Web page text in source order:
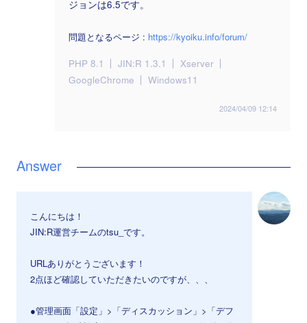
ジョンは6.5です。
問題となるページ : https://kyoiku.info/forum/
PHP 8.1 JIN:R 1.3.1
Xserver
GoogleChrome
Windows11
2024/04/09 12:14
こんにちは！
JIN:R運営チームのtsu_です。
URLありがとうございます！
2点ほど確認していただきたいのですが、、、
●管理画面「設定」>「ディスカッション」>「デフ